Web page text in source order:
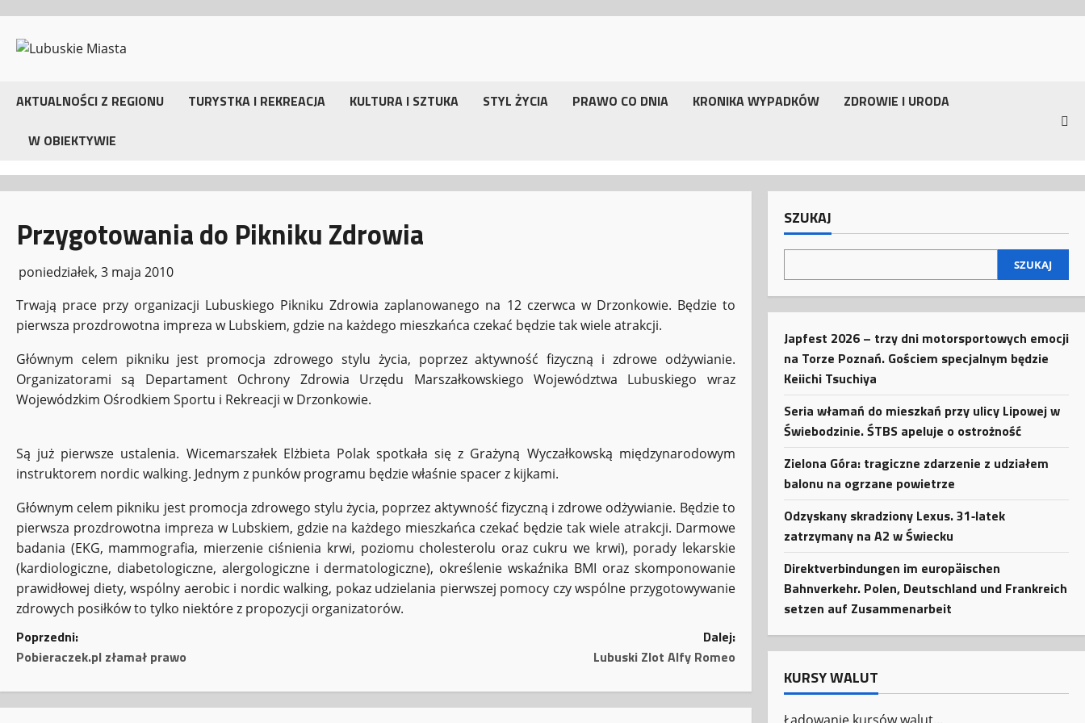
AKTUALNOŚCI Z REGIONU TURYSTKA I REKREACJA KULTURA I SZTUKA STYL ŻYCIA PRAWO CO DNIA KRONIKA WYPADKÓW ZDROWIE I URODA
W OBIEKTYWIE
Przygotowania do Pikniku Zdrowia
poniedziałek, 3 maja 2010
Trwają prace przy organizacji Lubuskiego Pikniku Zdrowia zaplanowanego na 12 czerwca w Drzonkowie. Będzie to
pierwsza prozdrowotna impreza w Lubskiem, gdzie na każdego mieszkańca czekać będzie tak wiele atrakcji.
Głównym celem pikniku jest promocja zdrowego stylu życia, poprzez aktywność fizyczną i zdrowe odżywianie.
Organizatorami są Departament Ochrony Zdrowia Urzędu Marszałkowskiego Województwa Lubuskiego wraz
Wojewódzkim Ośrodkiem Sportu i Rekreacji w Drzonkowie.
Są już pierwsze ustalenia. Wicemarszałek Elżbieta Polak spotkała się z Grażyną Wyczałkowską międzynarodowym
instruktorem nordic walking. Jednym z punków programu będzie właśnie spacer z kijkami.
Głównym celem pikniku jest promocja zdrowego stylu życia, poprzez aktywność fizyczną i zdrowe odżywianie. Będzie to
pierwsza prozdrowotna impreza w Lubskiem, gdzie na każdego mieszkańca czekać będzie tak wiele atrakcji. Darmowe
badania (EKG, mammografia, mierzenie ciśnienia krwi, poziomu cholesterolu oraz cukru we krwi), porady lekarskie
(kardiologiczne, diabetologiczne, alergologiczne i dermatologiczne), określenie wskaźnika BMI oraz skomponowanie
prawidłowej diety, wspólny aerobic i nordic walking, pokaz udzielania pierwszej pomocy czy wspólne przygotowywanie
zdrowych posiłków to tylko niektóre z propozycji organizatorów.
Z
b
Poprzedni:
Pobieraczek.pl złamał prawo
Dalej:
Lubuski Zlot Alfy Romeo
SZUKAJ
SZUKAJ
Japfest 2026 – trzy dni motorsportowych emocji
na Torze Poznań. Gościem specjalnym będzie
Keiichi Tsuchiya
Seria włamań do mieszkań przy ulicy Lipowej w
Świebodzinie. ŚTBS apeluje o ostrożność
Zielona Góra: tragiczne zdarzenie z udziałem
balonu na ogrzane powietrze
Odzyskany skradziony Lexus. 31‑latek
zatrzymany na A2 w Świecku
Direktverbindungen im europäischen
Bahnverkehr. Polen, Deutschland und Frankreich
setzen auf Zusammenarbeit
KURSY WALUT